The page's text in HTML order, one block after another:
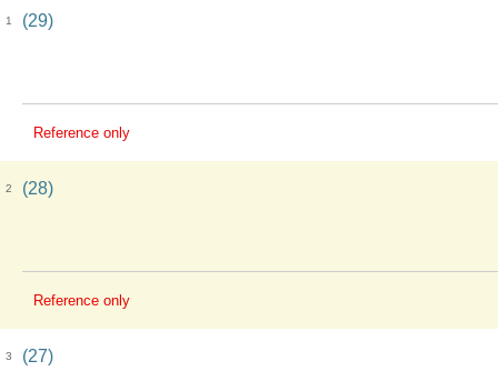
1 (29)
Reference only
2 (28)
Reference only
3 (27)